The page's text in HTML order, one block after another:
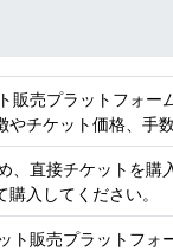
販売プラットフォー
チケット価格、手
、直接チケットを購
入してください。
ト販売プラットフォ